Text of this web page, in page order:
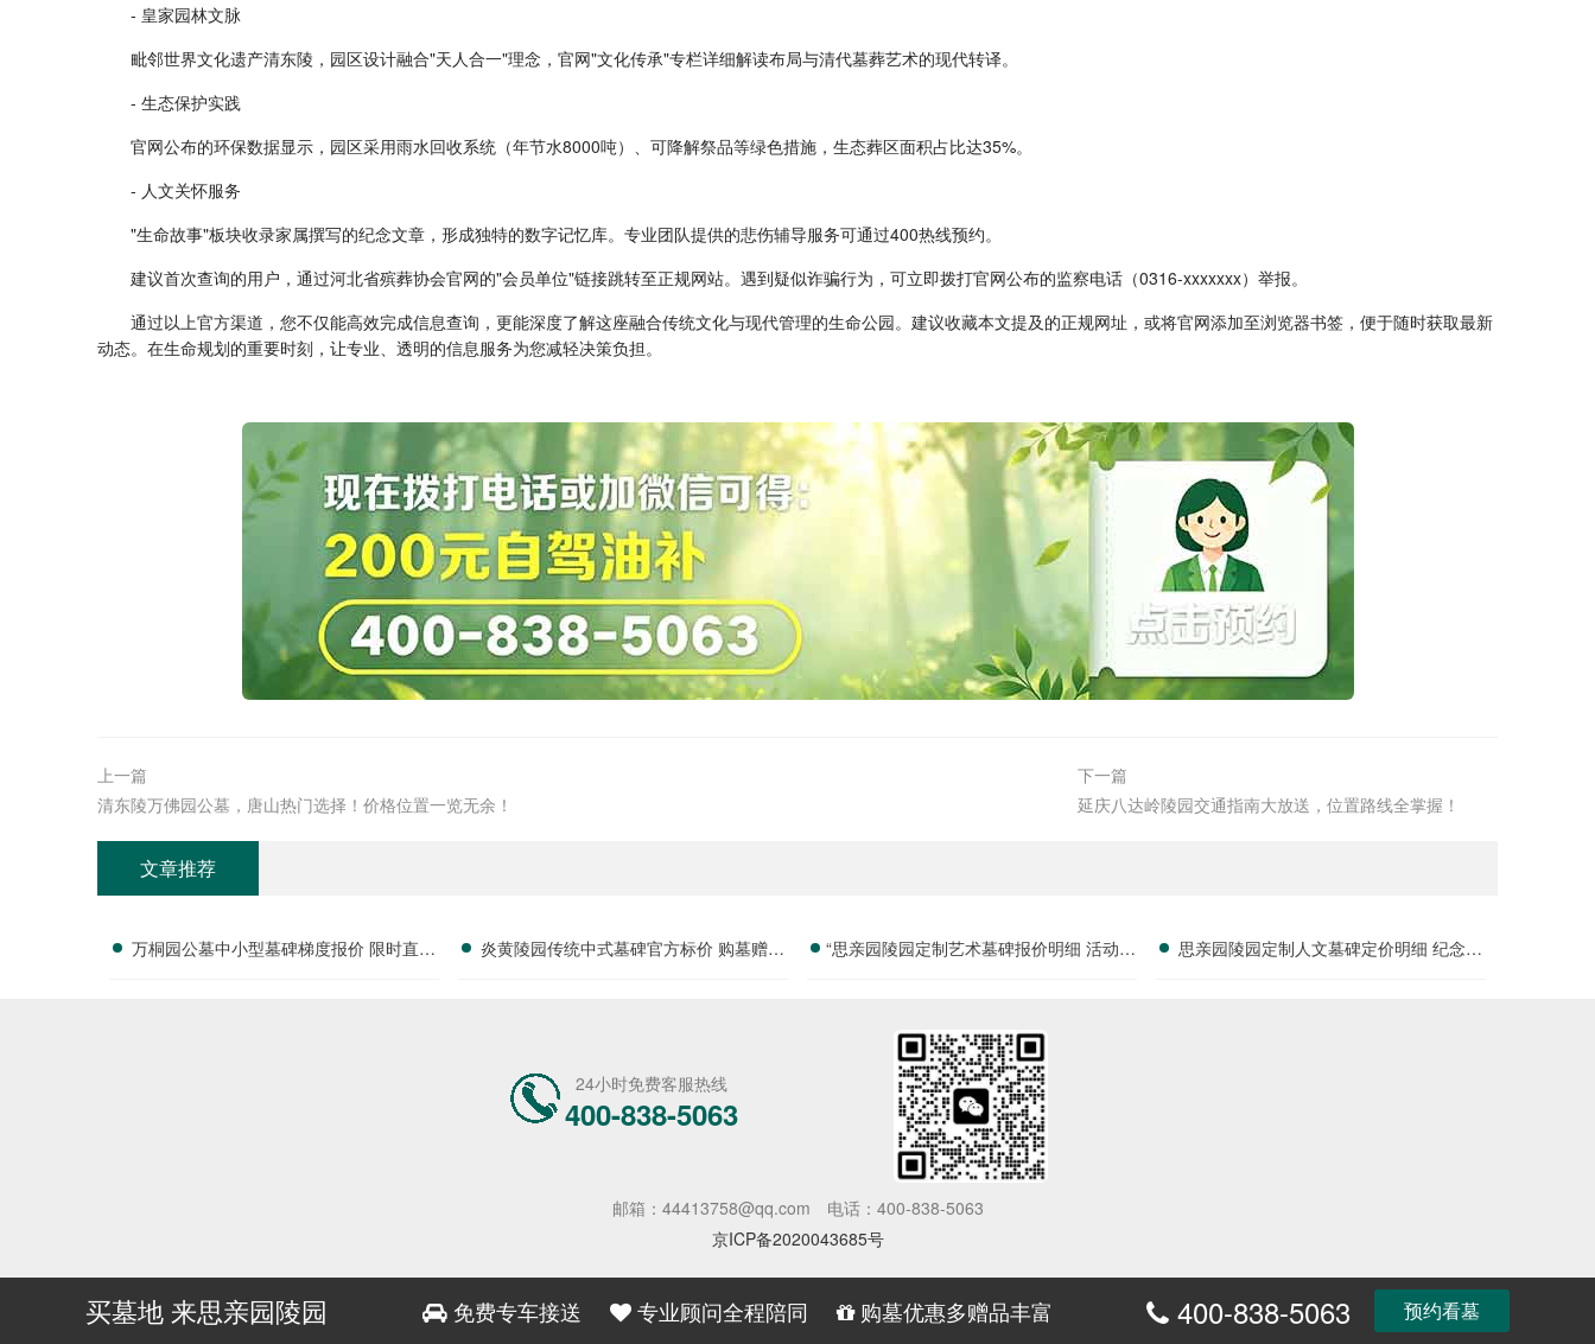
- 皇家园林文脉
毗邻世界文化遗产清东陵，园区设计融合"天人合一"理念，官网"文化传承"专栏详细解读布局与清代墓葬艺术的现代转译。
- 生态保护实践
官网公布的环保数据显示，园区采用雨水回收系统（年节水8000吨）、可降解祭品等绿色措施，生态葬区面积占比达35%。
- 人文关怀服务
"生命故事"板块收录家属撰写的纪念文章，形成独特的数字记忆库。专业团队提供的悲伤辅导服务可通过400热线预约。
建议首次查询的用户，通过河北省殡葬协会官网的"会员单位"链接跳转至正规网站。遇到疑似诈骗行为，可立即拨打官网公布的监察电话（0316-xxxxxxx）举报。
通过以上官方渠道，您不仅能高效完成信息查询，更能深度了解这座融合传统文化与现代管理的生命公园。建议收藏本文提及的正规网址，或将官网添加至浏览器书签，便于随时获取最新
动态。在生命规划的重要时刻，让专业、透明的信息服务为您减轻决策负担。
上一篇
清东陵万佛园公墓，唐山热门选择！价格位置一览无余！
下一篇
延庆八达岭陵园交通指南大放送，位置路线全掌握！
文章推荐
万桐园公墓中小型墓碑梯度报价 限时直降
炎黄陵园传统中式墓碑官方标价 购墓赠送
“思亲园陵园定制艺术墓碑报价明细 活动减
思亲园陵园定制人文墓碑定价明细 纪念空
24小时免费客服热线
400-838-5063
邮箱：44413758@qq.com
电话：400-838-5063
京ICP备2020043685号
买墓地 来思亲园陵园 免费专车接送 专业顾问全程陪同 购墓优惠多赠品丰富 400-838-5063 预约看墓